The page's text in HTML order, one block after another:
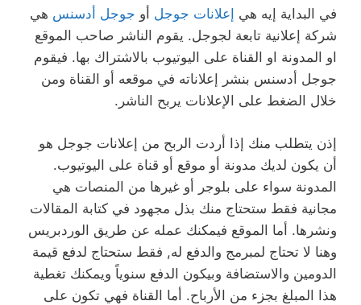
في البداية إيه هي إعلانات جوجل أو جوجل أدسنس هي
شركة إعلانية تابعة لجوجل. يقوم الناشر صاحب الموقع
او المدونة او القناة على اليوتيوب بالاشتراك بها. فيقوم
جوجل أدسنس بنشر إعلاناته في موقعه أو القناة ومن
خلال الضغط على الإعلانات يربح الناشر.
إذن يتطلب منك إذا أردت الربح من إعلانات جوجل هو
أن يكون لديك مدونة أو موقع أو قناة على اليوتيوب.
المدونة سواء على بلوجر أو غيرها من المنصات هي
مجانية فقط ستحتاج منك بذل مجهود في كتابة المقالات
ونشرها. أما الموقع فيمكنك عمله عن طريق الوردبريس
وهنا لا تحتاج لمبرمج والدفع له, فقط ستحتاج لدفع قيمة
الدومين والاستضافة وبيكون الدفع سنوياً ويمكنك تغطية
هذا المبلغ بجزء من الأرباح. أما القناة فهي تكون على